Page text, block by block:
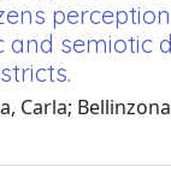
and semiotic
Carla;